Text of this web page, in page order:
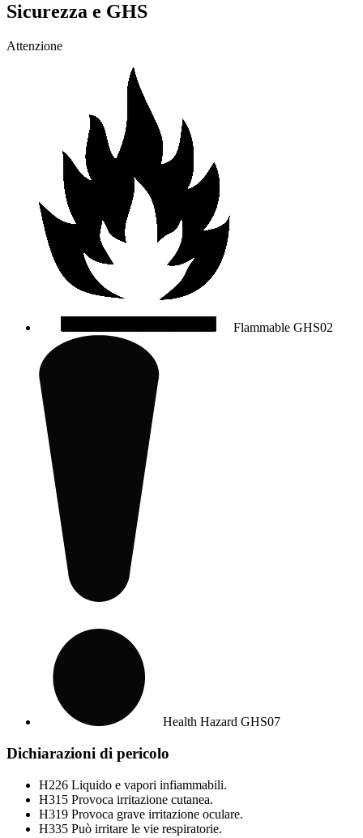
Sicurezza e GHS
Attenzione
Flammable GHS02
Health Hazard GHS07
Dichiarazioni di pericolo
H226 Liquido e vapori infiammabili.
H315 Provoca irritazione cutanea.
H319 Provoca grave irritazione oculare.
H335 Può irritare le vie respiratorie.